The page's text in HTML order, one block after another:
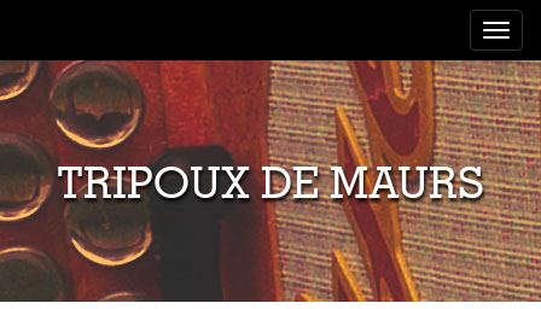
Toggle
TRIPOUX DE MAURS